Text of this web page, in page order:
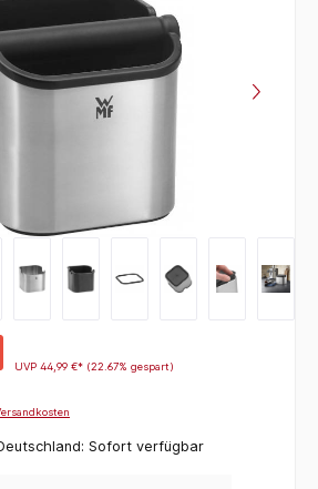
UVP 44,99 €* (22.67% gespart)
Sofort verfügbar